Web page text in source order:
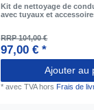
Kit de nettoyage de
avec tuyaux et
RRP 104,00 €
97,00 € *
Ajouter au
*avec TVAhors Frais de